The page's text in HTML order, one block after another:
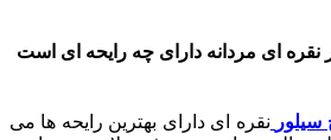
ای مردانه دارای چه رایحه ای است
نقره ای دارای بهترین رایحه ها می